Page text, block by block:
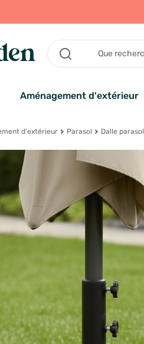
Aménagement d'extérieur
d'extérieur Parasol Dalle parasol